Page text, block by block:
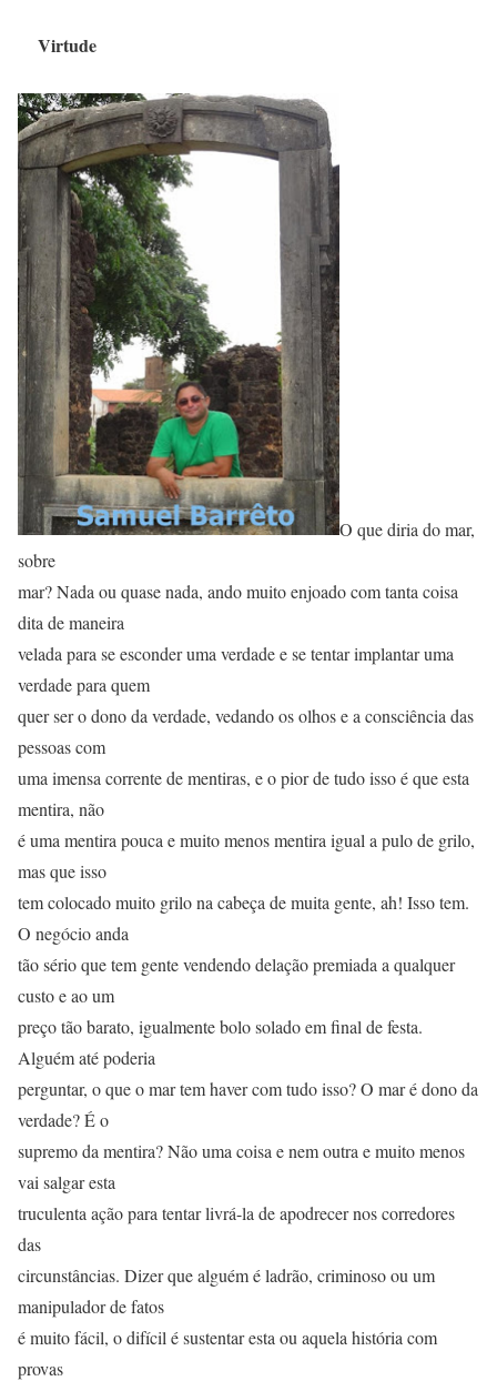
Virtude
O que diria do mar,
sobre
mar? Nada ou quase nada, ando muito enjoado com tanta coisa
dita de maneira
velada para se esconder uma verdade e se tentar implantar uma
verdade para quem
quer ser o dono da verdade, vedando os olhos e a consciência das
pessoas com
uma imensa corrente de mentiras, e o pior de tudo isso é que esta
mentira, não
é uma mentira pouca e muito menos mentira igual a pulo de grilo,
mas que isso
tem colocado muito grilo na cabeça de muita gente, ah! Isso tem.
O negócio anda
tão sério que tem gente vendendo delação premiada a qualquer
custo e ao um
preço tão barato, igualmente bolo solado em final de festa.
Alguém até poderia
perguntar, o que o mar tem haver com tudo isso? O mar é dono da
verdade? É o
supremo da mentira? Não uma coisa e nem outra e muito menos
vai salgar esta
truculenta ação para tentar livrá-la de apodrecer nos corredores
das
circunstâncias. Dizer que alguém é ladrão, criminoso ou um
manipulador de fatos
é muito fácil, o difícil é sustentar esta ou aquela história com
provas